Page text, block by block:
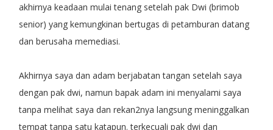
akhirnya keadaan mulai tenang setelah pak Dwi (brimob
senior) yang kemungkinan bertugas di petamburan datang
dan berusaha memediasi.
Akhirnya saya dan adam berjabatan tangan setelah saya
dengan pak dwi, namun bapak adam ini menyalami saya
tanpa melihat saya dan rekan2nya langsung meninggalkan
tempat tanpa satu katapun. terkecuali pak dwi dan